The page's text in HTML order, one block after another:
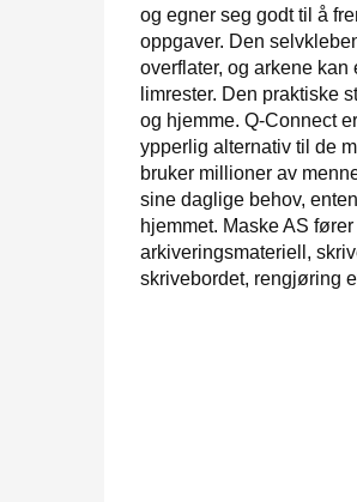
og egner seg godt til å
oppgaver. Den
overflater, og arkene
limrester. Den praktiske
og hjemme. Q-Connect
ypperlig alternativ til de
bruker millioner av
sine daglige behov,
hjemmet. Maske AS
arkiveringsmateriell,
skrivebordet, rengjøring